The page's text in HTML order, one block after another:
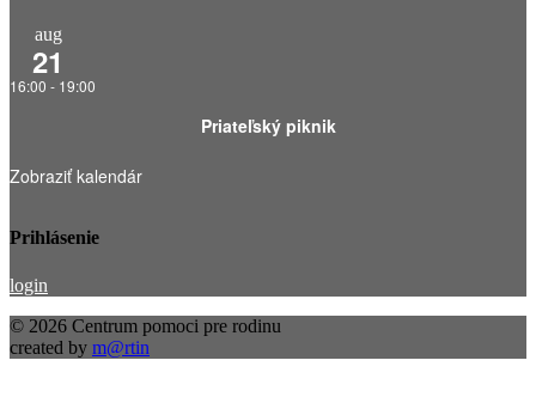
aug
21
16:00 - 19:00
Priateľský piknik
Zobraziť kalendár
Prihlásenie
login
© 2026 Centrum pomoci pre rodinu
created by m@rtin